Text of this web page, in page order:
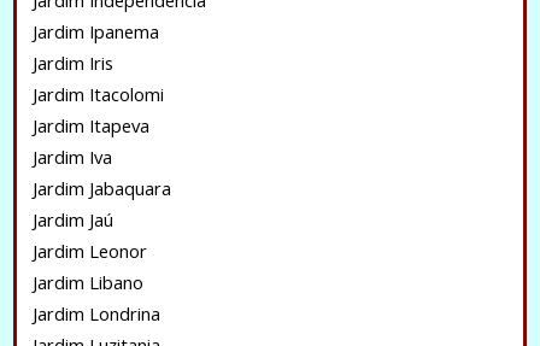
Jardim Ipanema
Jardim Iris
Jardim Itacolomi
Jardim Itapeva
Jardim Iva
Jardim Jabaquara
Jardim Jaú
Jardim Leonor
Jardim Libano
Jardim Londrina